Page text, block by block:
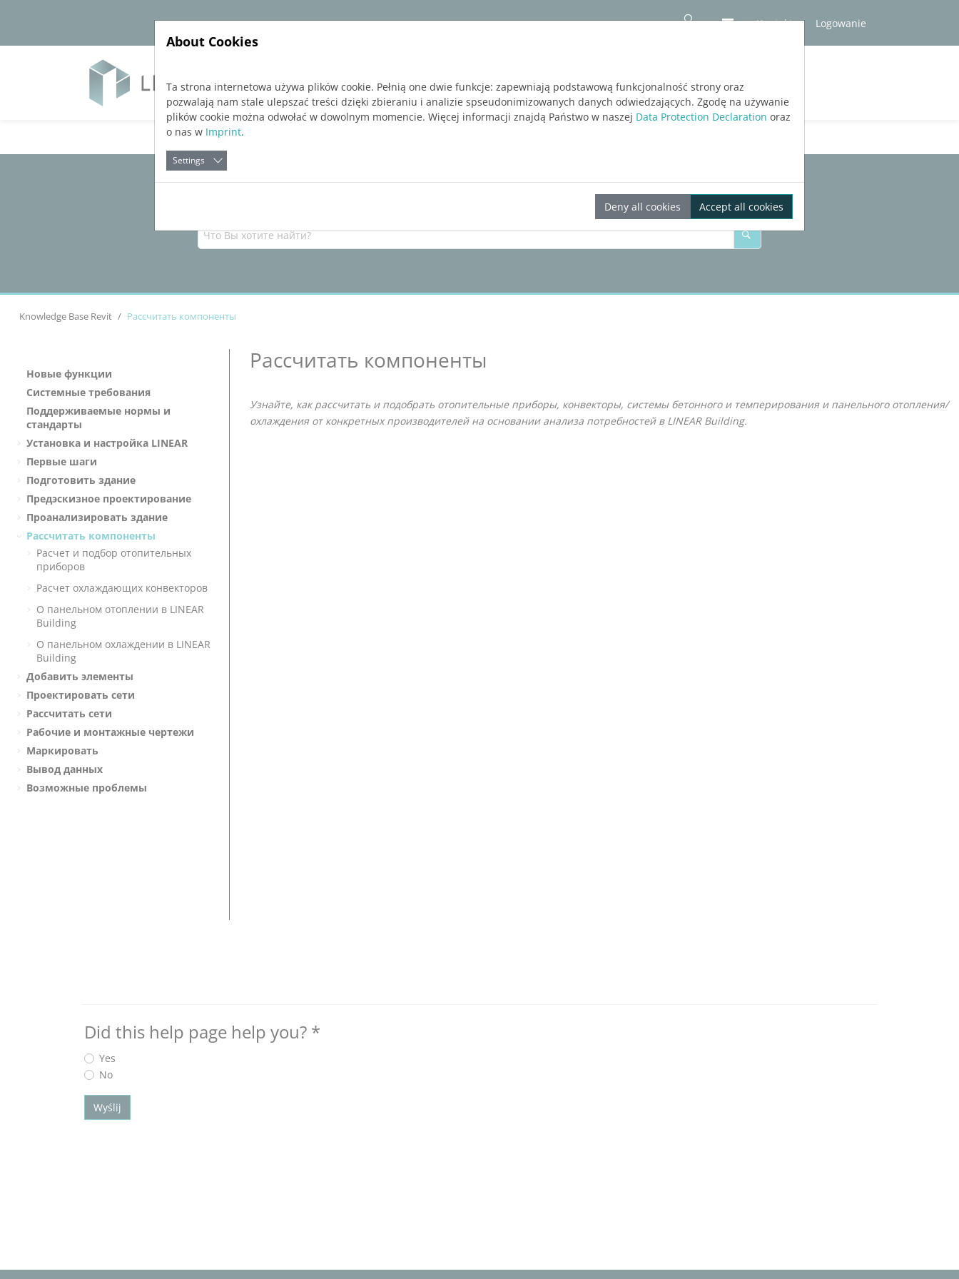
Kontakt
Logowanie
Software Services Blog BEZPŁATNA WERSJA PRÓBNA
Knowledge Base Revit Рассчитать компоненты
Новые функции
Системные требования
Поддерживаемые нормы и
стандарты
Установка и настройка LINEAR
Первые шаги
Подготовить здание
Предэскизное проектирование
Проанализировать здание
Рассчитать компоненты
Расчет и подбор отопительных
приборов
Расчет охлаждающих конвекторов
О панельном отоплении в LINEAR
Building
О панельном охлаждении в LINEAR
Building
Добавить элементы
Проектировать сети
Рассчитать сети
Рабочие и монтажные чертежи
Маркировать
Вывод данных
Возможные проблемы
Рассчитать компоненты
Узнайте, как рассчитать и подобрать отопительные приборы, конвекторы, системы бетонного и темперирования и панельного отопления/
охлаждения от конкретных производителей на основании анализа потребностей в LINEAR Building.
Did this help page help you? *
Yes
No
Wyślij
About Cookies
Ta strona internetowa używa plików cookie. Pełnią one dwie funkcje: zapewniają podstawową funkcjonalność strony oraz
pozwalają nam stale ulepszać treści dzięki zbieraniu i analizie spseudonimizowanych danych odwiedzających. Zgodę na używanie
plików cookie można odwołać w dowolnym momencie. Więcej informacji znajdą Państwo w naszej Data Protection Declaration oraz
o nas w Imprint.
Settings
Deny all cookies Accept all cookies